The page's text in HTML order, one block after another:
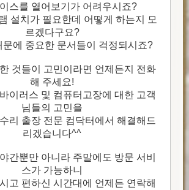
스를 열어보기가 어려우시죠?
설치가 필요한데 어떻게 하는지 모
르겠다구요?
문에 중요한 문서들이 걱정되시죠?
것들이 고민이라면 언제든지 전화
해 주세요!
이러스 및 컴퓨터고장에 대한 고객
님들의 고민을
리 출장 전문 컴닥터에서 해결해드
리겠습니다^^
간뿐만 아니라 주말에도 방문 서비
스가 가능하니
고 편하신 시간대에 언제든 연락해